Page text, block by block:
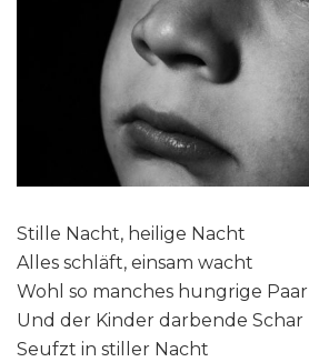
Stille Nacht, heilige Nacht
Alles schläft, einsam wacht
Wohl so manches hungrige Paar
Und der Kinder darbende Schar
Seufzt in stiller Nacht